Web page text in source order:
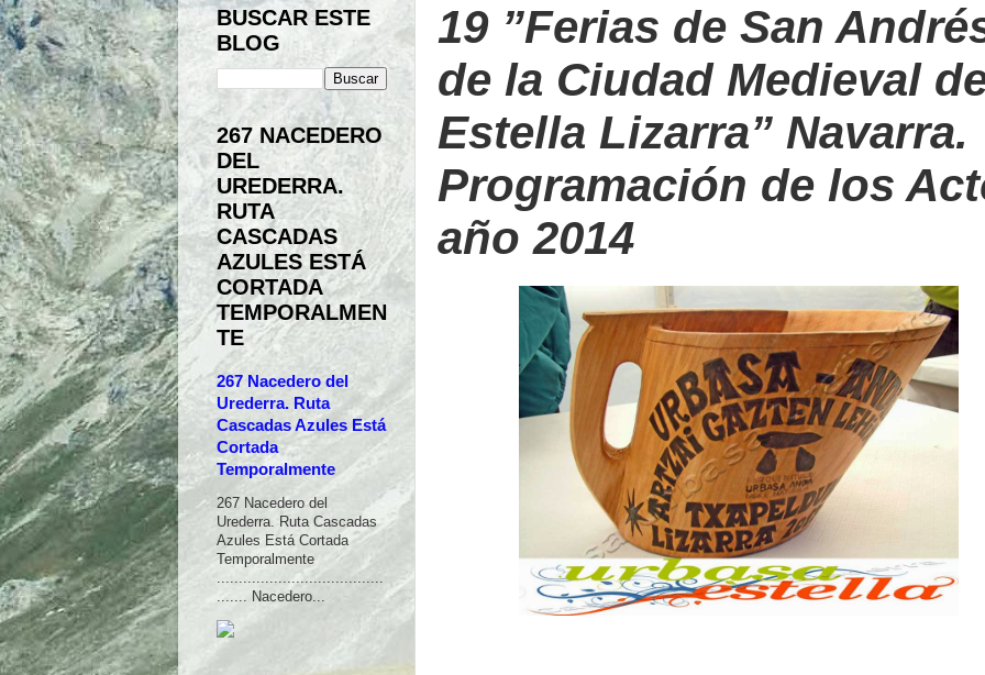
19 ”Ferias de San
de la Ciudad Medieval
Estella Lizarra” Navarra.
Programación de los
año 2014
BUSCAR ESTE
BLOG
267 NACEDERO
DEL
UREDERRA.
RUTA
CASCADAS
AZULES ESTÁ
CORTADA
TEMPORALMEN
TE
267 Nacedero del
Urederra. Ruta
Cascadas Azules Está
Cortada
Temporalmente
267 Nacedero del
Urederra. Ruta Cascadas
Azules Está Cortada
Temporalmente
......................................
....... Nacedero...